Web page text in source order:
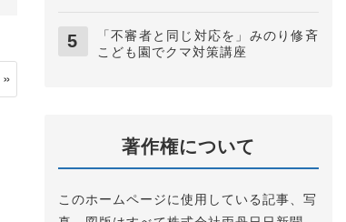
「不審者と同じ対応を」みのり修斉
こども園でクマ対策講座
著作権について
このホームページに使用している記事、写